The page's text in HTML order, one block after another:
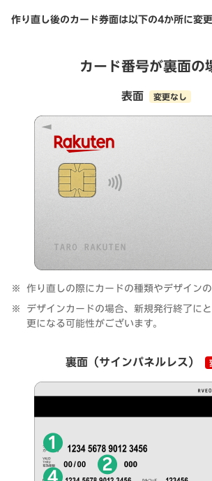
作り直し後のカード券面は以下の4か所に変更
カード番号が裏面の
表面 変更なし
作り直しの際にカードの種類やデザイン
デザインカードの場合、新規発行終了に
更になる可能性がございます。
裏面（サインパネルレス）